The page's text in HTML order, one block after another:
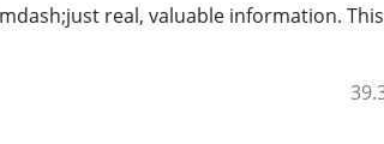
real, valuable information.